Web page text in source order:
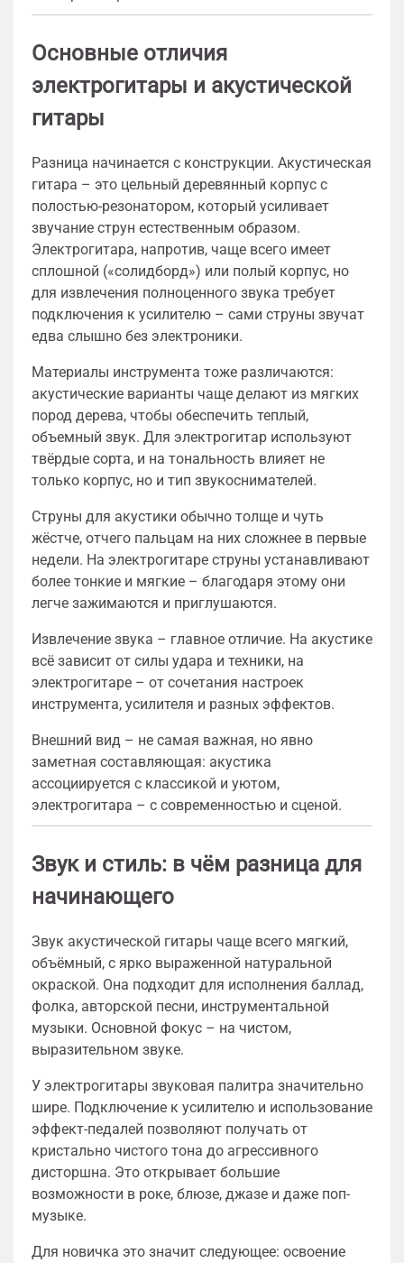
Основные отличия
электрогитары и акустической
гитары
Разница начинается с конструкции. Акустическая
гитара – это цельный деревянный корпус с
полостью-резонатором, который усиливает
звучание струн естественным образом.
Электрогитара, напротив, чаще всего имеет
сплошной («солидборд») или полый корпус, но
для извлечения полноценного звука требует
подключения к усилителю – сами струны звучат
едва слышно без электроники.
Материалы инструмента тоже различаются:
акустические варианты чаще делают из мягких
пород дерева, чтобы обеспечить теплый,
объемный звук. Для электрогитар используют
твёрдые сорта, и на тональность влияет не
только корпус, но и тип звукоснимателей.
Струны для акустики обычно толще и чуть
жёстче, отчего пальцам на них сложнее в первые
недели. На электрогитаре струны устанавливают
более тонкие и мягкие – благодаря этому они
легче зажимаются и приглушаются.
Извлечение звука – главное отличие. На акустике
всё зависит от силы удара и техники, на
электрогитаре – от сочетания настроек
инструмента, усилителя и разных эффектов.
Внешний вид – не самая важная, но явно
заметная составляющая: акустика
ассоциируется с классикой и уютом,
электрогитара – с современностью и сценой.
Звук и стиль: в чём разница для
начинающего
Звук акустической гитары чаще всего мягкий,
объёмный, с ярко выраженной натуральной
окраской. Она подходит для исполнения баллад,
фолка, авторской песни, инструментальной
музыки. Основной фокус – на чистом,
выразительном звуке.
У электрогитары звуковая палитра значительно
шире. Подключение к усилителю и использование
эффект-педалей позволяют получать от
кристально чистого тона до агрессивного
дисторшна. Это открывает большие
возможности в роке, блюзе, джазе и даже поп-
музыке.
Для новичка это значит следующее: освоение